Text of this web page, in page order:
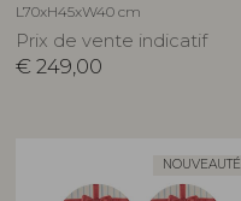
L70xH45xW40 cm
Prix de vente indicatif
€ 249,00
NOUVEAUTÉ